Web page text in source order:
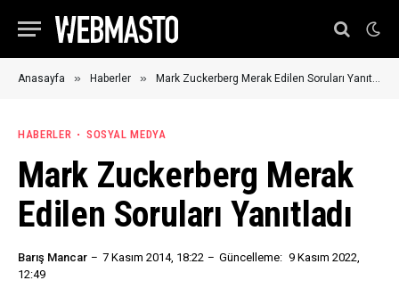
Anasayfa » Haberler » Mark Zuckerberg Merak Edilen Soruları Yanıtladı
HABERLER SOSYAL MEDYA
Mark Zuckerberg Merak
Edilen Soruları Yanıtladı
Barış Mancar 7 Kasım 2014, 18:22 Güncelleme: 9 Kasım 2022,
12:49